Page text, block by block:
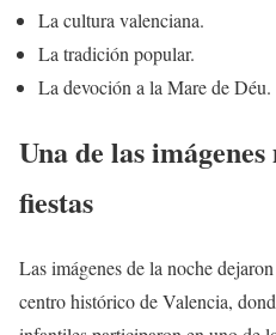
La cultura valenciana.
La tradición popular.
La devoción a la Mare de Déu.
Una de las
fiestas
Las imágenes de la noche
centro histórico de Valencia,